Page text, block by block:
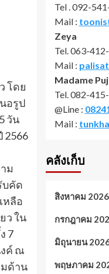
โดย
อรูป
วัน
2566
ม
บคัด
หลือ
ว ใน
7
งค์ ณ
ด้าน
Tel . 092-
Mail :
Zeya
Tel. 063-
Mail :
Madame
Tel. 082-
@Line :
Mail :
คลังเก็บ
สิงหาคม 2026
กรกฎาคม
มิถุนายน
พฤษภาคม